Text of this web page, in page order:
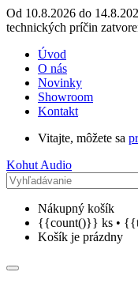
Od 10.8.2026 do
technických príčin
Úvod
O nás
Novinky
Showroom
Kontakt
Vitajte, môžete sa
Kohut Audio
Nákupný košík
{{count()}} ks •
Košík je prázdny